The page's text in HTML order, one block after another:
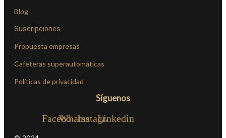
Blog
Suscripciones
Propuesta empresas
Cafeteras superautomáticas
Políticas de privacidad
Síguenos
Facebook
Whatsapp
Instagram
Linkedin